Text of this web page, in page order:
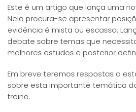
Este é um artigo que lança uma
Nela procura-se apresentar
evidência é mista ou escassa.
debate sobre temas que
melhores estudos e posterior
Em breve teremos respostas a
sobre esta importante temática
treino.